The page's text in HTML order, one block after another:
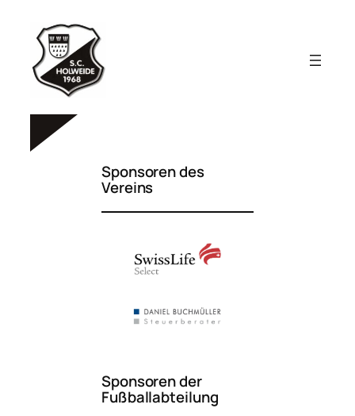
Inhalt
springen
Sponsoren des
Vereins
Sponsoren der
Fußballabteilung